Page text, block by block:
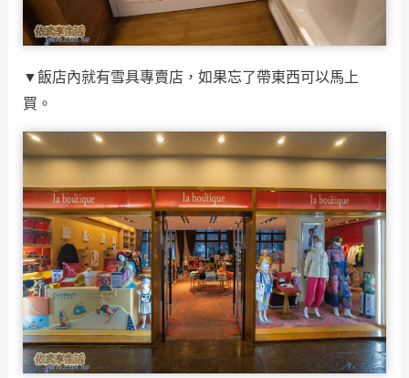
▼飯店內就有雪具專賣店，如果忘了帶東西可以馬上
買。